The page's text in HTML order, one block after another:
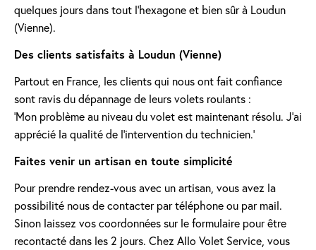
quelques jours dans tout l'hexagone et bien sûr à Loudun
(Vienne).
Des clients satisfaits à Loudun (Vienne)
Partout en France, les clients qui nous ont fait confiance
sont ravis du dépannage de leurs volets roulants :
'Mon problème au niveau du volet est maintenant résolu. J’ai
apprécié la qualité de l’intervention du technicien.'
Faites venir un artisan en toute simplicité
Pour prendre rendez-vous avec un artisan, vous avez la
possibilité nous de contacter par téléphone ou par mail.
Sinon laissez vos coordonnées sur le formulaire pour être
recontacté dans les 2 jours. Chez Allo Volet Service, vous